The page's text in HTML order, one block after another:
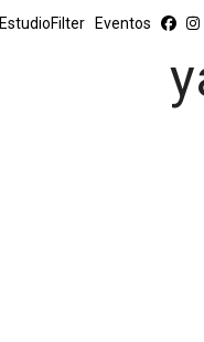
EstudioFilter Eventos